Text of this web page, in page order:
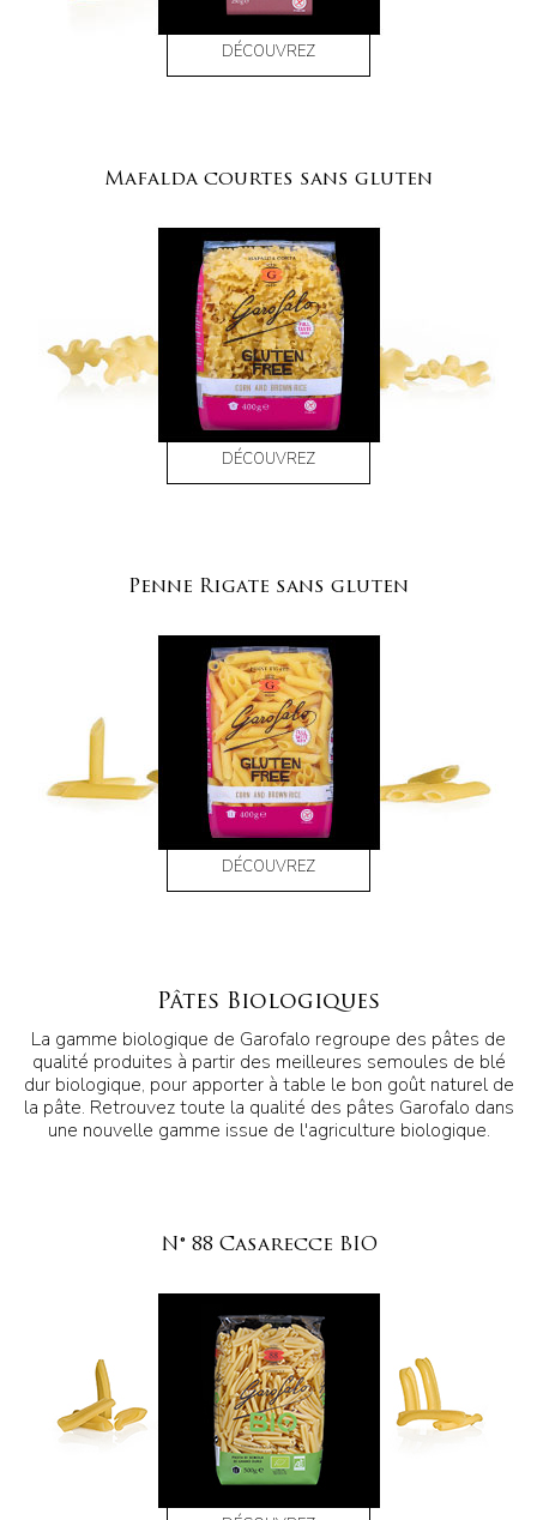
DÉCOUVREZ
Mafalda courtes sans gluten
DÉCOUVREZ
Penne Rigate sans gluten
DÉCOUVREZ
Pâtes Biologiques
La gamme biologique de Garofalo regroupe des pâtes de
qualité produites à partir des meilleures semoules de blé
dur biologique, pour apporter à table le bon goût naturel de
la pâte. Retrouvez toute la qualité des pâtes Garofalo dans
une nouvelle gamme issue de l'agriculture biologique.
N° 88 Casarecce BIO